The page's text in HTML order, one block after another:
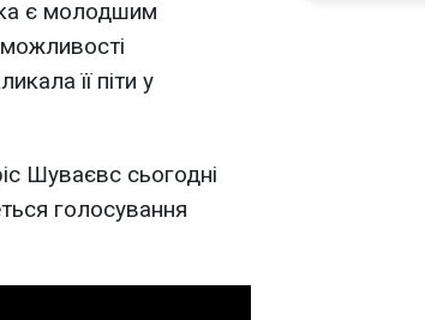
є молодшим
її піти у
Шуваєвс сьогодні
голосування